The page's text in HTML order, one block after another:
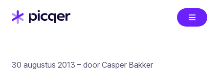
30 augustus 2013 – door Casper Bakker